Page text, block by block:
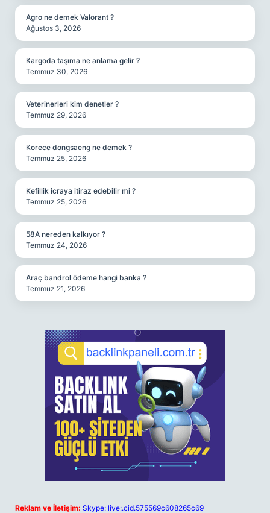
Agro ne demek Valorant ?
Ağustos 3, 2026
Kargoda taşıma ne anlama gelir ?
Temmuz 30, 2026
Veterinerleri kim denetler ?
Temmuz 29, 2026
Korece dongsaeng ne demek ?
Temmuz 25, 2026
Kefillik icraya itiraz edebilir mi ?
Temmuz 25, 2026
58A nereden kalkıyor ?
Temmuz 24, 2026
Araç bandrol ödeme hangi banka ?
Temmuz 21, 2026
Reklam ve İletişim: Skype: live:.cid.575569c608265c69